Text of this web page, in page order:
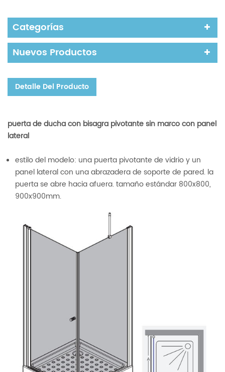
Categorías
Nuevos Productos
Detalle Del Producto
puerta de ducha con bisagra pivotante sin marco con panel
lateral
estilo del modelo: una puerta pivotante de vidrio y un
panel lateral con una abrazadera de soporte de pared. la
puerta se abre hacia afuera. tamaño estándar 800x800,
900x900mm.